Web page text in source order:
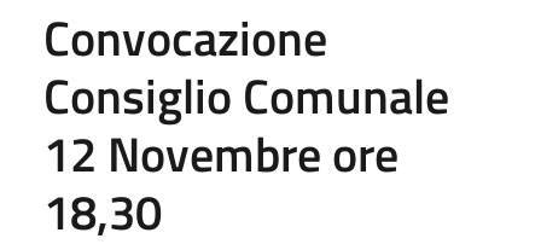
Convocazione
Consiglio Comunale
12 Novembre ore
18,30